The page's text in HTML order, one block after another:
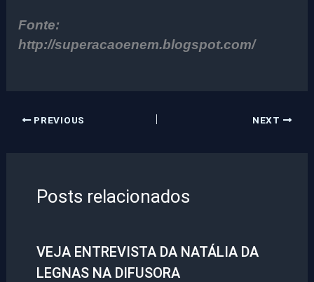
Fonte:
http://superacaoenem.blogspot.com/
PREVIOUS NEXT
Posts relacionados
VEJA ENTREVISTA DA NATÁLIA DA
LEGNAS NA DIFUSORA